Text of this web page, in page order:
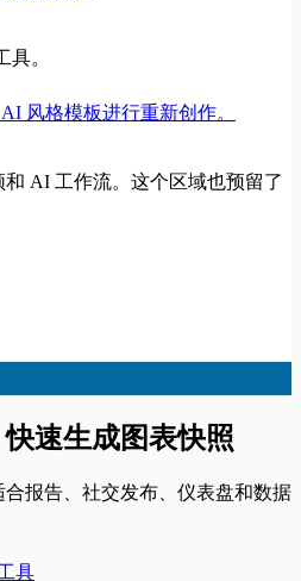
。
风格模板进行重新创作。
AI 工作流。这个区域也预留了
速生成图表快照
报告、社交发布、仪表盘和数据
具